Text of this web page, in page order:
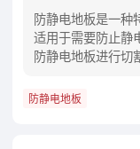
防静电地板是一种
适用于需要防止静
防静电地板进行切
防静电地板